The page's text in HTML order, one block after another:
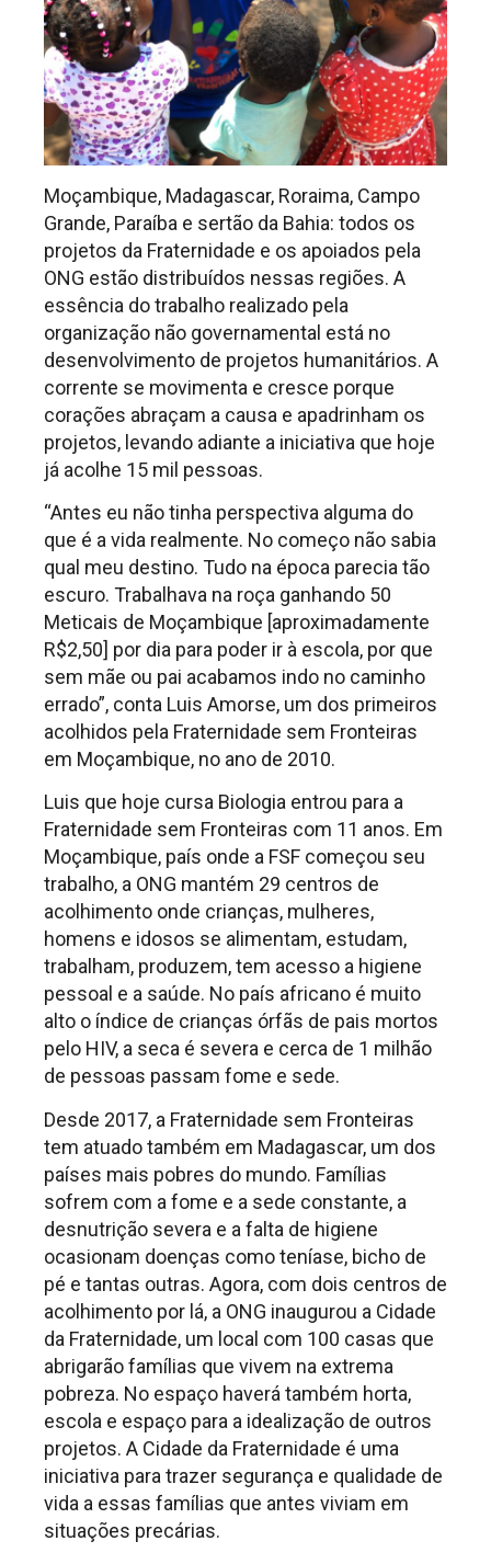
Moçambique, Madagascar, Roraima, Campo
Grande, Paraíba e sertão da Bahia: todos os
projetos da Fraternidade e os apoiados pela
ONG estão distribuídos nessas regiões. A
essência do trabalho realizado pela
organização não governamental está no
desenvolvimento de projetos humanitários. A
corrente se movimenta e cresce porque
corações abraçam a causa e apadrinham os
projetos, levando adiante a iniciativa que hoje
já acolhe 15 mil pessoas.
“Antes eu não tinha perspectiva alguma do
que é a vida realmente. No começo não sabia
qual meu destino. Tudo na época parecia tão
escuro. Trabalhava na roça ganhando 50
Meticais de Moçambique [aproximadamente
R$2,50] por dia para poder ir à escola, por que
sem mãe ou pai acabamos indo no caminho
errado”, conta Luis Amorse, um dos primeiros
acolhidos pela Fraternidade sem Fronteiras
em Moçambique, no ano de 2010.
Luis que hoje cursa Biologia entrou para a
Fraternidade sem Fronteiras com 11 anos. Em
Moçambique, país onde a FSF começou seu
trabalho, a ONG mantém 29 centros de
acolhimento onde crianças, mulheres,
homens e idosos se alimentam, estudam,
trabalham, produzem, tem acesso a higiene
pessoal e a saúde. No país africano é muito
alto o índice de crianças órfãs de pais mortos
pelo HIV, a seca é severa e cerca de 1 milhão
de pessoas passam fome e sede.
Desde 2017, a Fraternidade sem Fronteiras
tem atuado também em Madagascar, um dos
países mais pobres do mundo. Famílias
sofrem com a fome e a sede constante, a
desnutrição severa e a falta de higiene
ocasionam doenças como teníase, bicho de
pé e tantas outras. Agora, com dois centros de
acolhimento por lá, a ONG inaugurou a Cidade
da Fraternidade, um local com 100 casas que
abrigarão famílias que vivem na extrema
pobreza. No espaço haverá também horta,
escola e espaço para a idealização de outros
projetos. A Cidade da Fraternidade é uma
iniciativa para trazer segurança e qualidade de
vida a essas famílias que antes viviam em
situações precárias.